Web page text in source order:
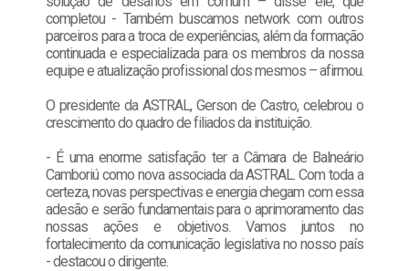
completou - Também buscamos network com outros
parceiros para a troca de experiências, além da formação
continuada e especializada para os membros da nossa
equipe e atualização profissional dos mesmos – afirmou.
O presidente da ASTRAL, Gerson de Castro, celebrou o
crescimento do quadro de filiados da instituição.
- É uma enorme satisfação ter a Câmara de Balneário
Camboriú como nova associada da ASTRAL. Com toda a
certeza, novas perspectivas e energia chegam com essa
adesão e serão fundamentais para o aprimoramento das
nossas ações e objetivos. Vamos juntos no
fortalecimento da comunicação legislativa no nosso país
- destacou o dirigente.